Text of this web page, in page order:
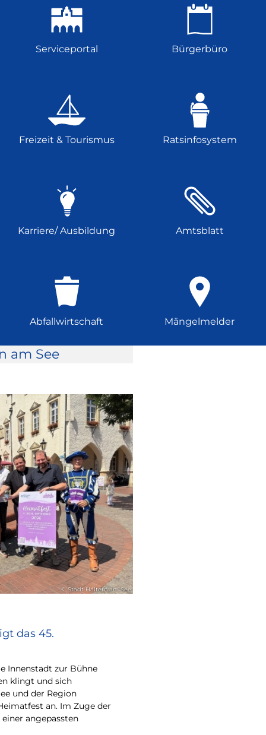
Serviceportal Bürgerbüro
Freizeit & Tourismus Ratsinfosystem
Karriere/ Ausbildung Amtsblatt
Abfallwirtschaft Mängelmelder
am See
© Stadt Haltern am See
das 45.
Innenstadt zur Bühne
klingt und sich
und der Region
an. Im Zuge der
angepassten